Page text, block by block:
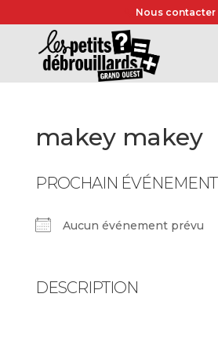
Nous contacter
makey makey
PROCHAIN ÉVÉNEMENT
Aucun événement prévu
DESCRIPTION